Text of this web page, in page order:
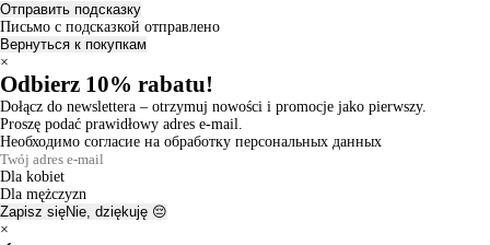
Отправить подсказку
Письмо с подсказкой отправлено
Вернуться к покупкам
×
Odbierz 10% rabatu!
Dołącz do newslettera – otrzymuj nowości i promocje jako pierwszy.
Proszę podać prawidłowy adres e-mail.
Необходимо согласие на обработку персональных данных
Dla kobiet
Dla mężczyzn
Zapisz sięNie, dziękuję 😔
×